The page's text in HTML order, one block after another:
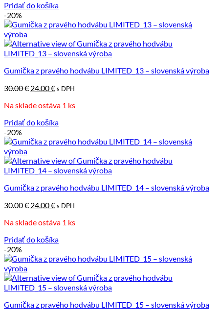
Pridať do košíka
-20%
Gumička z pravého hodvábu LIMITED_13 – slovenská výroba
30.00€ Pôvodná
bola:
24.00€Aktuálna
je:
s DPH
Na sklade ostáva 1 ks
Pridať do košíka
-20%
Gumička z pravého hodvábu LIMITED_14 – slovenská výroba
30.00€ Pôvodná
bola:
24.00€Aktuálna
je:
s DPH
Na sklade ostáva 1 ks
Pridať do košíka
-20%
Gumička z pravého hodvábu LIMITED_15 – slovenská výroba